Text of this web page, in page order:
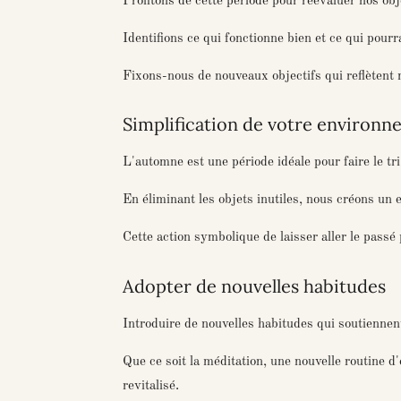
Identifions ce qui fonctionne bien et ce qui
Fixons-nous de nouveaux objectifs qui reflètent
Simplification de votre
L'automne est une période idéale pour faire le
En éliminant les objets inutiles, nous créons un
Cette action symbolique de laisser aller le
Adopter de nouvelles habitudes
Introduire de nouvelles habitudes qui
Que ce soit la méditation, une nouvelle routine
revitalisé.